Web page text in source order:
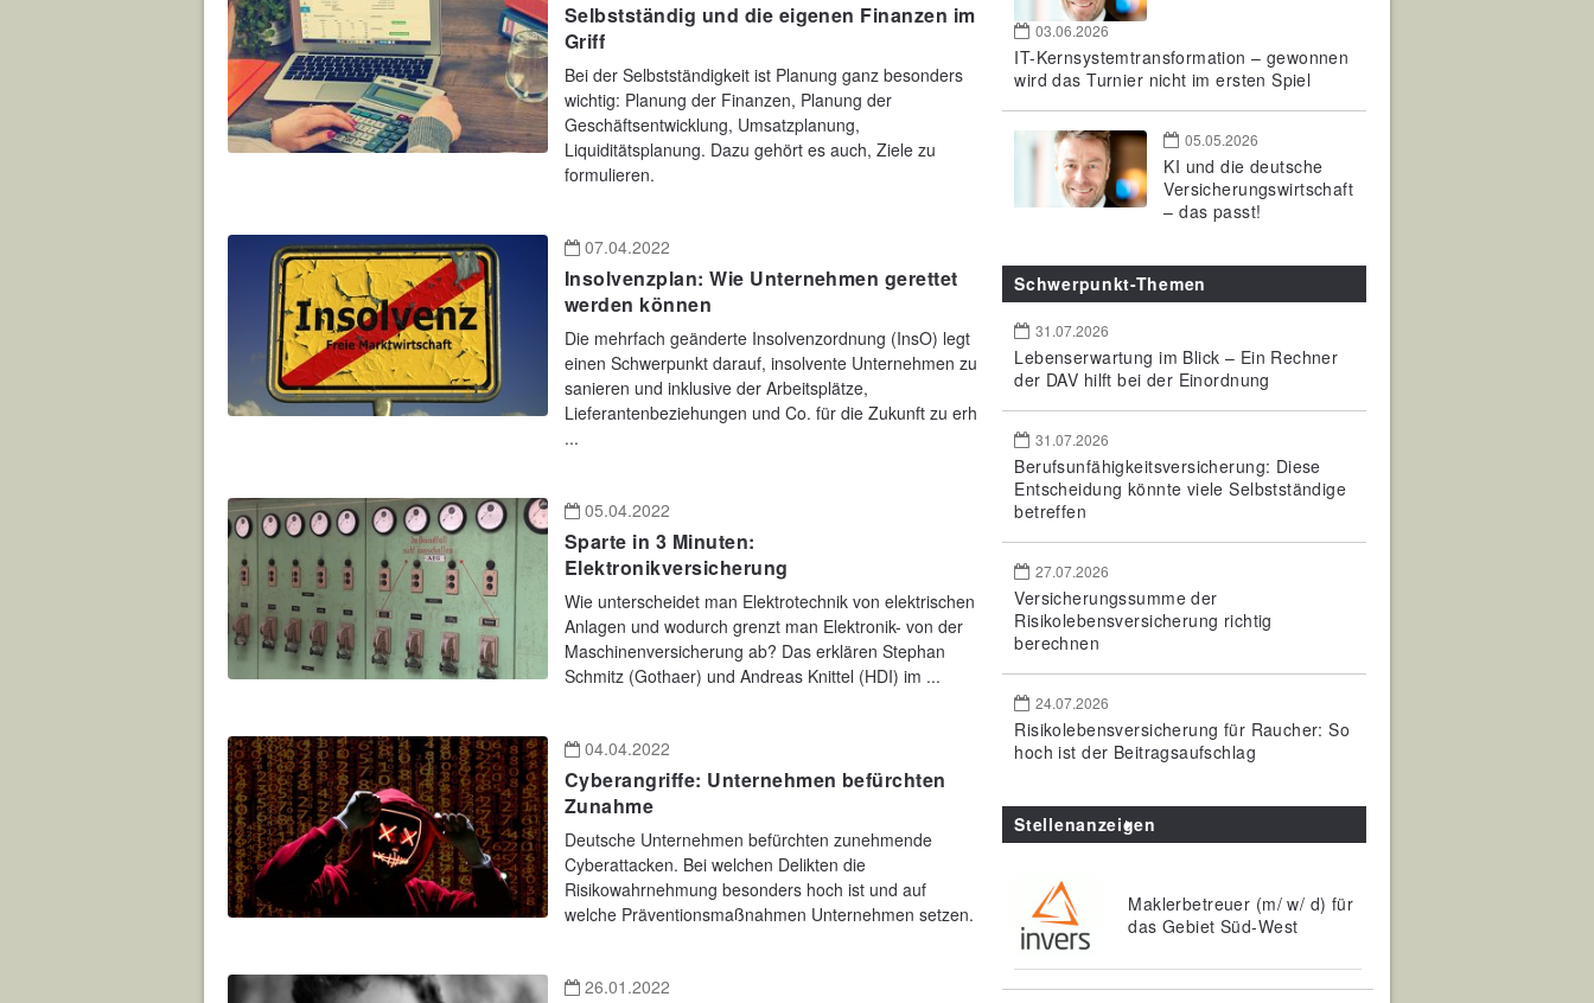
Selbstständig und die eigenen Finanzen im
Griff
Bei der Selbstständigkeit ist Planung ganz besonders
wichtig: Planung der Finanzen, Planung der
Geschäftsentwicklung, Umsatzplanung,
Liquiditätsplanung. Dazu gehört es auch, Ziele zu
formulieren.
07.04.2022
Insolvenzplan: Wie Unternehmen gerettet
werden können
Die mehrfach geänderte Insolvenzordnung (InsO) legt
einen Schwerpunkt darauf, insolvente Unternehmen zu
sanieren und inklusive der Arbeitsplätze,
Lieferantenbeziehungen und Co. für die Zukunft zu erh
...
05.04.2022
Sparte in 3 Minuten:
Elektronikversicherung
Wie unterscheidet man Elektrotechnik von elektrischen
Anlagen und wodurch grenzt man Elektronik- von der
Maschinenversicherung ab? Das erklären Stephan
Schmitz (Gothaer) und Andreas Knittel (HDI) im ...
04.04.2022
Cyberangriffe: Unternehmen befürchten
Zunahme
Deutsche Unternehmen befürchten zunehmende
Cyberattacken. Bei welchen Delikten die
Risikowahrnehmung besonders hoch ist und auf
welche Präventionsmaßnahmen Unternehmen setzen.
26.01.2022
03.06.2026
IT-Kernsystemtransformation – gewonnen
wird das Turnier nicht im ersten Spiel
05.05.2026
KI und die deutsche
Versicherungswirtschaft
– das passt!
Schwerpunkt-Themen
31.07.2026
Lebenserwartung im Blick – Ein Rechner
der DAV hilft bei der Einordnung
31.07.2026
Berufsunfähigkeitsversicherung: Diese
Entscheidung könnte viele Selbstständige
betreffen
27.07.2026
Versicherungssumme der
Risikolebensversicherung richtig
berechnen
24.07.2026
Risikolebensversicherung für Raucher: So
hoch ist der Beitragsaufschlag
Stellenanzeigen
Maklerbetreuer (m/ w/ d) für
das Gebiet Süd-West